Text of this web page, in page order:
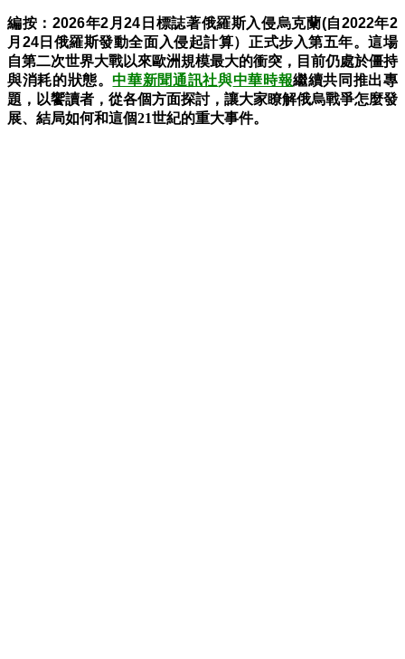
編按： 2026年2月24日標誌著俄羅斯入侵烏克蘭(自2022年2
月24日 俄羅斯發動全面入侵起計算）正式步入第五年。這場
自第二次世界大戰以來歐洲規模最大的衝突，目前仍處於僵持
與消耗的狀態。中華新聞通訊社與中華時報繼續共同推出專
題，以饗讀者，從各個方面探討，讓大家瞭解俄烏戰爭怎麼發
展、結局如何和這個21世紀的重大事件。